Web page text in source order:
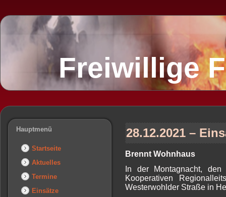
Freiwillige
Hauptmenü
Startseite
Aktuelles
Termine
Einsätze
28.12.2021 –
Brennt Wohnhaus
In der Montagnacht,
Kooperativen
Westerwohlder Straße in